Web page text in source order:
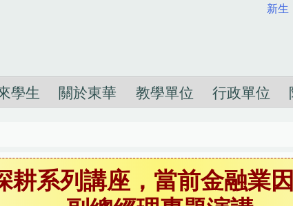
新生
學生 關於東華 教學單位 行政單位
耕系列講座，當前金融業